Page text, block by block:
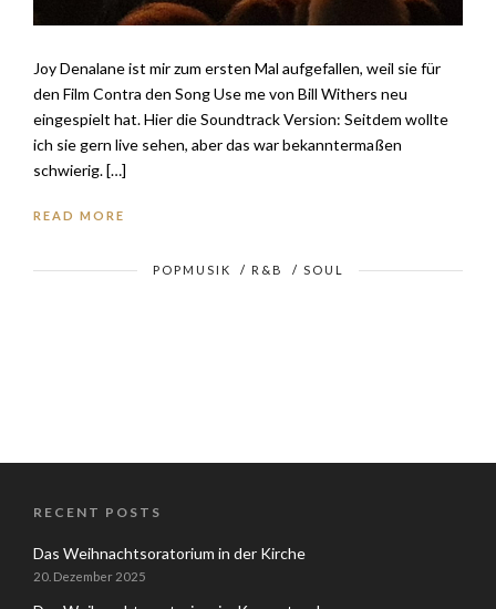
Joy Denalane ist mir zum ersten Mal aufgefallen, weil sie für
den Film Contra den Song Use me von Bill Withers neu
eingespielt hat. Hier die Soundtrack Version: Seitdem wollte
ich sie gern live sehen, aber das war bekanntermaßen
schwierig. […]
READ MORE
POPMUSIK / R&B / SOUL
RECENT POSTS
Das Weihnachtsoratorium in der Kirche
20. Dezember 2025